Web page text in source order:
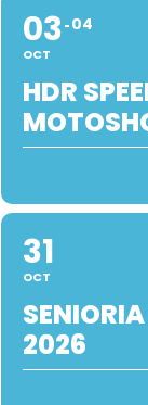
03
OCT
04
HDR
31
OCT
2026